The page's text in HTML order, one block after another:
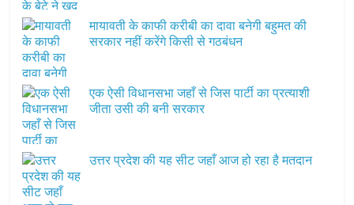
मायावती के काफी करीबी का दावा बनेगी बहुमत की
सरकार नहीं करेंगे किसी से गठबंधन
एक ऐसी विधानसभा जहाँ से जिस पार्टी का प्रत्याशी
जीता उसी की बनी सरकार
उत्तर प्रदेश की यह सीट जहाँ आज हो रहा है मतदान